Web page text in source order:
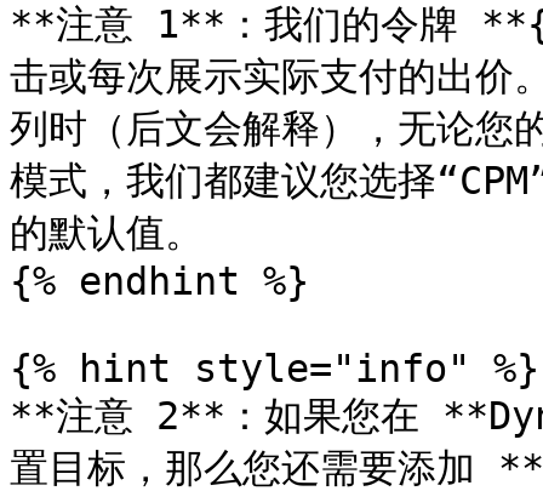
**注意 1**：我们的令牌
击或每次展示实际支付的出
列时（后文会解释），无论
模式，我们都建议您选择
的默认值。
{% endhint %}
{% hint style="info" %}
**注意 2**：如果您在
置目标，那么您还需要添